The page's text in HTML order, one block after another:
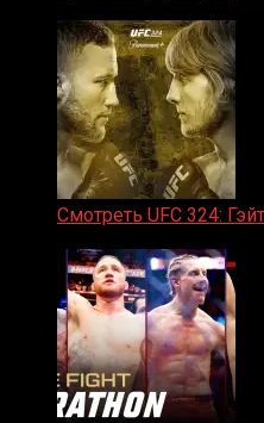
Смотреть UFC 324: